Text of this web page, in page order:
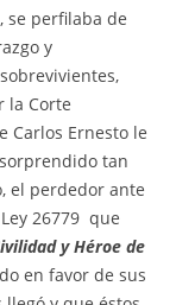
se perfilaba de
y
la Corte
Carlos Ernesto le
tan
el perdedor ante
26779 que
y Héroe de
en favor de sus